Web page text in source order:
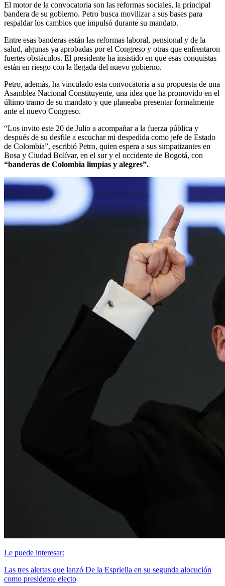
El motor de la convocatoria son las reformas sociales, la principal
bandera de su gobierno. Petro busca movilizar a sus bases para
respaldar los cambios que impulsó durante su mandato.
Entre esas banderas están las reformas laboral, pensional y de la
salud, algunas ya aprobadas por el Congreso y otras que enfrentaron
fuertes obstáculos. El presidente ha insistido en que esas conquistas
están en riesgo con la llegada del nuevo gobierno.
Petro, además, ha vinculado esta convocatoria a su propuesta de una
Asamblea Nacional Constituyente, una idea que ha promovido en el
último tramo de su mandato y que planeaba presentar formalmente
ante el nuevo Congreso.
“Los invito este 20 de Julio a acompañar a la fuerza pública y
después de su desfile a escuchar mi despedida como jefe de Estado
de Colombia”, escribió Petro, quien espera a sus simpatizantes en
Bosa y Ciudad Bolívar, en el sur y el occidente de Bogotá, con
“banderas de Colombia limpias y alegres”.
Le puede interesar:
Las tres alertas que lanzó De la Espriella en su segunda alocución
como presidente electo